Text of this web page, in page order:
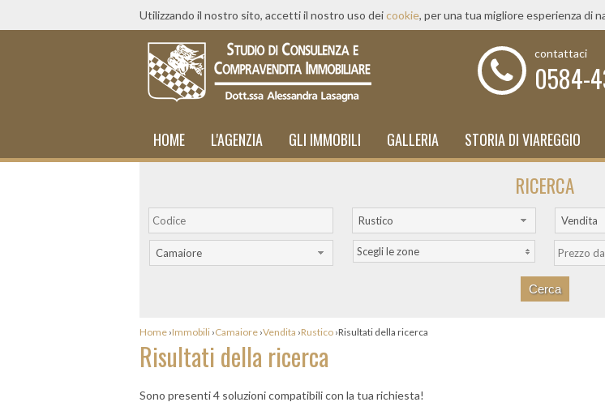
Utilizzando il nostro sito, accetti il nostro uso deicookie, per una tua migliore esperienza di
contattaci
0584-
HOME L'AGENZIA GLI IMMOBILI GALLERIA STORIA DI VIAREGGIO
RICERCA
Rustico Vendita
Camaiore Scegli le zone
Home ›Immobili ›Camaiore ›Vendita ›Rustico ›Risultati della ricerca
Risultati della ricerca
Sono presenti 4 soluzioni compatibili con la tua richiesta!